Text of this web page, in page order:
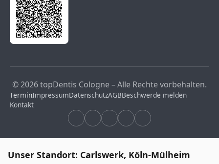
© 2026 topDentis Cologne – Alle Rechte vorbehalten.
TerminImpressumDatenschutzAGBBeschwerde melden
Kontakt
Unser Standort: Carlswerk, Köln-Mülheim